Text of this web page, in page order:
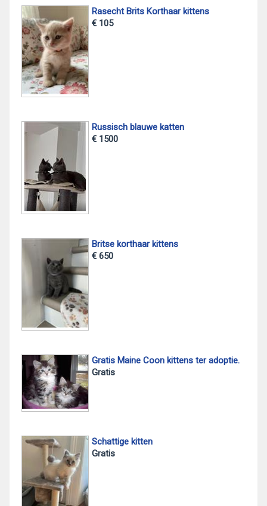
Rasecht Brits Korthaar kittens
€ 105
Russisch blauwe katten
€ 1500
Britse korthaar kittens
€ 650
Gratis Maine Coon kittens ter adoptie.
Gratis
Schattige kitten
Gratis